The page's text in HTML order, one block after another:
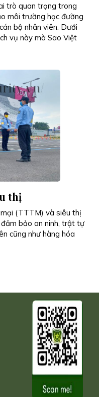
trò quan trọng trong
môi trường học đường
bộ nhân viên. Dưới
vụ này mà Sao Việt
thị
(TTTM) và siêu thị
bảo an ninh, trật tự
cũng như hàng hóa